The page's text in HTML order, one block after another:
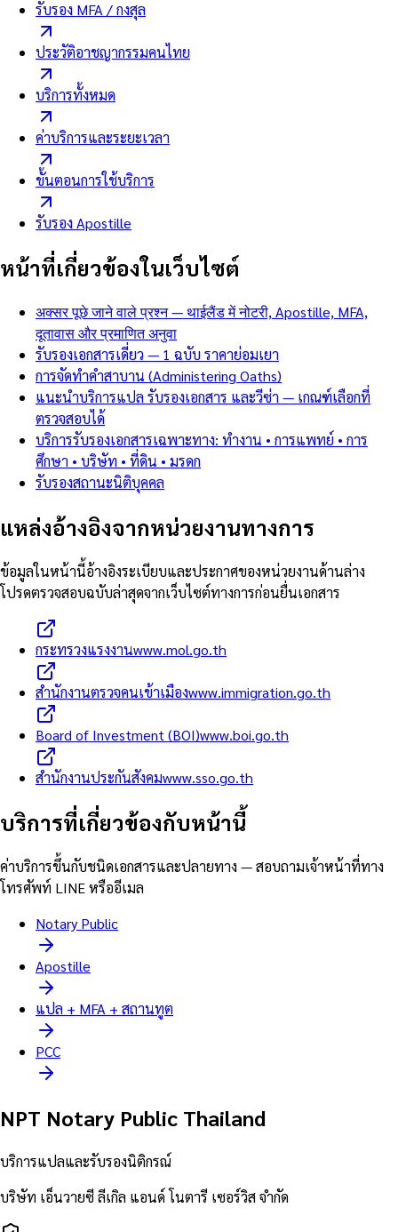
รับรอง MFA / กงสุล
ประวัติอาชญากรรมคนไทย
บริการทั้งหมด
ค่าบริการและระยะเวลา
ขั้นตอนการใช้บริการ
รับรอง Apostille
หน้าที่เกี่ยวข้องในเว็บไซต์
अक्सर पूछे जाने वाले प्रश्न — थाईलैंड में नोटरी, Apostille, MFA,
दूतावास और प्रमाणित अनुवा
รับรองเอกสารเดี่ยว — 1 ฉบับ ราคาย่อมเยา
การจัดทำคำสาบาน (Administering Oaths)
แนะนำบริการแปล รับรองเอกสาร และวีซ่า — เกณฑ์เลือกที่
ตรวจสอบได้
บริการรับรองเอกสารเฉพาะทาง: ทำงาน • การแพทย์ • การ
ศึกษา • บริษัท • ที่ดิน • มรดก
รับรองสถานะนิติบุคคล
แหล่งอ้างอิงจากหน่วยงานทางการ
ข้อมูลในหน้านี้อ้างอิงระเบียบและประกาศของหน่วยงานด้านล่าง
โปรดตรวจสอบฉบับล่าสุดจากเว็บไซต์ทางการก่อนยื่นเอกสาร
กระทรวงแรงงานwww.mol.go.th
สำนักงานตรวจคนเข้าเมืองwww.immigration.go.th
Board of Investment (BOI)www.boi.go.th
สำนักงานประกันสังคมwww.sso.go.th
บริการที่เกี่ยวข้องกับหน้านี้
ค่าบริการขึ้นกับชนิดเอกสารและปลายทาง — สอบถามเจ้าหน้าที่ทาง
โทรศัพท์ LINE หรืออีเมล
Notary Public
Apostille
แปล + MFA + สถานทูต
PCC
NPT Notary Public Thailand
บริการแปลและรับรองนิติกรณ์
บริษัท เอ็นวายซี ลีเกิล แอนด์ โนตารี เซอร์วิส จำกัด